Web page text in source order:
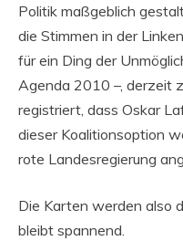
Politik maßgeblich
die Stimmen in der
für ein Ding der
Agenda 2010 –, derzeit
registriert, dass Oskar
dieser Koalitionsoption
rote Landesregierung
Die Karten werden also
bleibt spannend.